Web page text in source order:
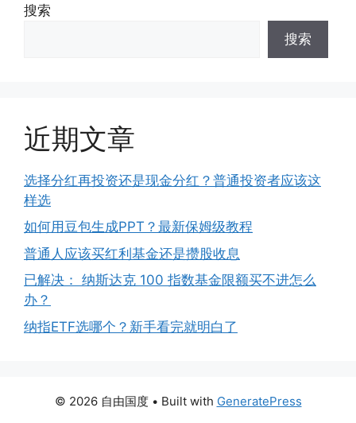
搜索
搜索
近期文章
选择分红再投资还是现金分红？普通投资者应该这
样选
如何用豆包生成PPT？最新保姆级教程
普通人应该买红利基金还是攒股收息
已解决： 纳斯达克 100 指数基金限额买不进怎么
办？
纳指ETF选哪个？新手看完就明白了
© 2026 自由国度• Built with GeneratePress